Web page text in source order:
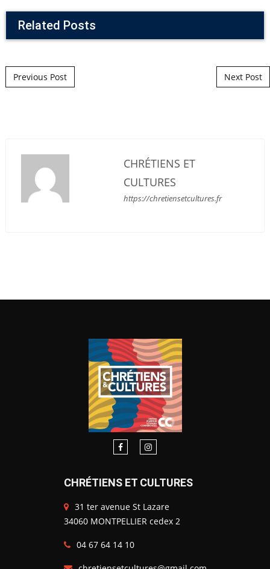
Related Posts
Post navigation
Previous Post Next Post
CHRÉTIENS ET
CULTURES
https://chretiensetcultures.fr
CHRÉTIENS ET CULTURES
31 ter avenue St Lazare
34060 MONTPELLIER cedex 2
04 67 64 14 10